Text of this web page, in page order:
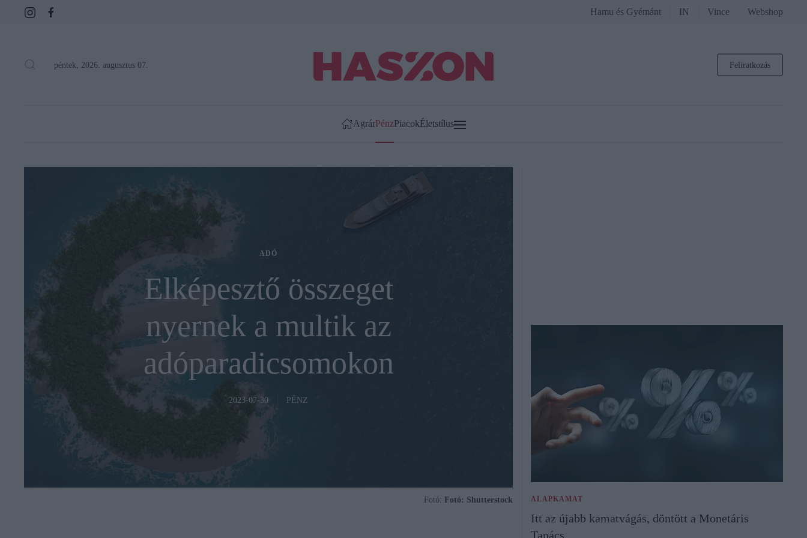
Hamu és Gyémánt IN Vince Webshop
péntek, 2026. augusztus 07. Feliratkozás
AgrárPénzPiacokÉletstílus
ADÓ
Elképesztő összeget
nyernek a multik az
adóparadicsomokon
2023-07-30 PÉNZ
Fotó: Fotó: Shutterstock ALAPKAMAT
Itt az újabb kamatvágás, döntött a Monetáris
Tanács